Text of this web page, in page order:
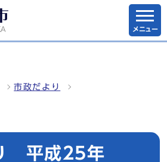
メニュー
市政だより
平成25年